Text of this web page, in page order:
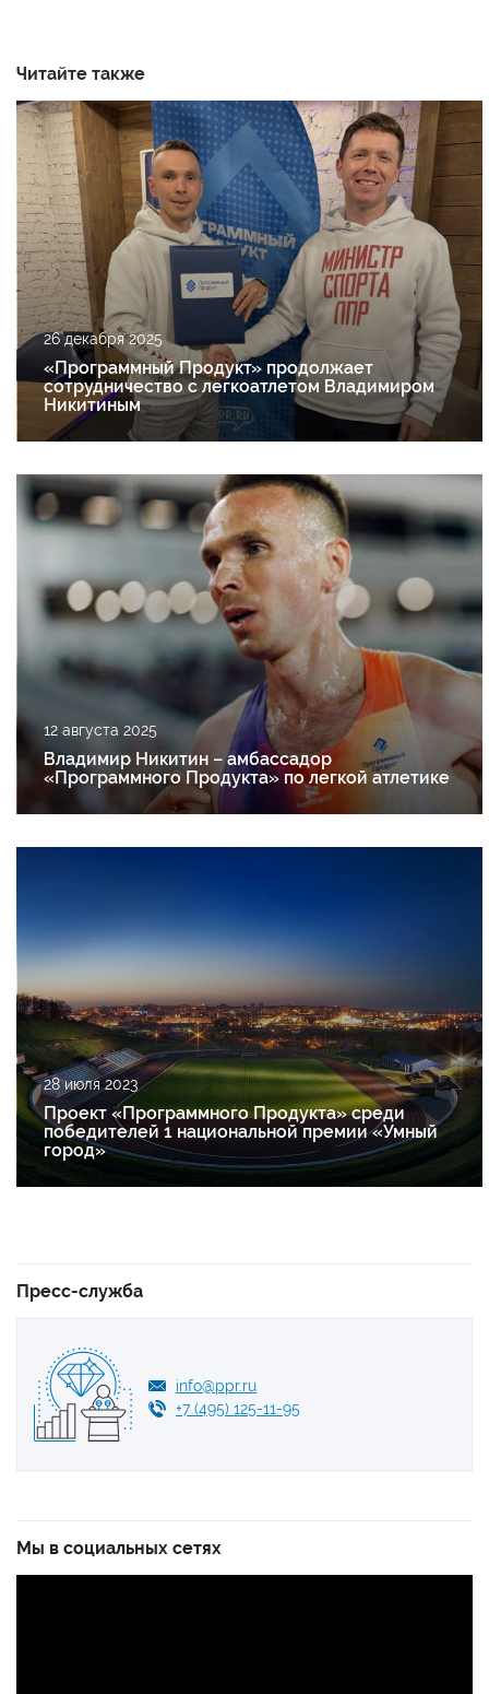
Читайте также
26 декабря 2025
«Программный Продукт» продолжает
сотрудничество с легкоатлетом Владимиром
Никитиным
12 августа 2025
Владимир Никитин – амбассадор
«Программного Продукта» по легкой атлетике
28 июля 2023
Проект «Программного Продукта» среди
победителей 1 национальной премии «Умный
город»
Пресс-служба
info@ppr.ru
+7 (495) 125-11-95
Мы в социальных сетях